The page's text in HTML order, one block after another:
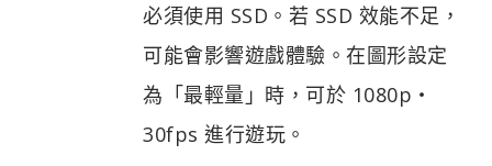
必須使用 SSD。若 SSD 效能不足，
可能會影響遊戲體驗。在圖形設定
為「最輕量」時，可於 1080p・
30fps 進行遊玩。